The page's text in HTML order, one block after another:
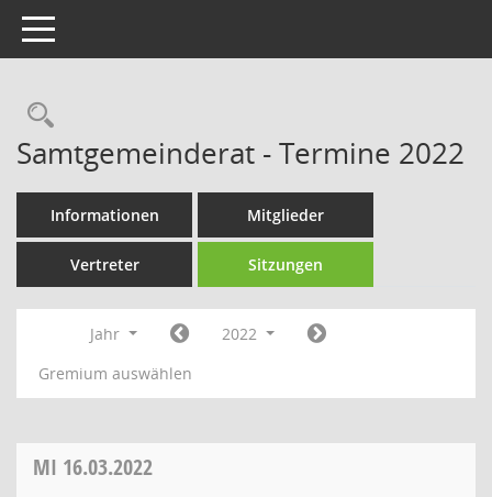
Toggle navigation
Rechercheauswahl
Samtgemeinderat - Termine 2022
Informationen Mitglieder
Vertreter Sitzungen
Jahr
2022
Gremium auswählen
MI 16.03.2022